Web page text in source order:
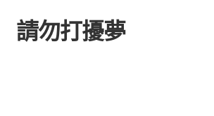
跳
至
跳
至
請勿打擾夢